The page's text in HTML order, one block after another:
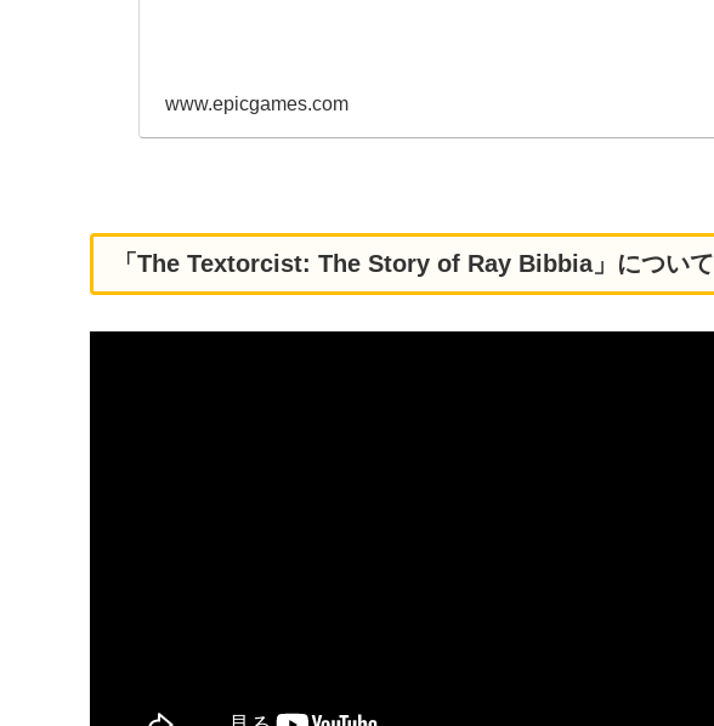
www.epicgames.com
「The Textorcist: The Story of Ray Bibbia」について